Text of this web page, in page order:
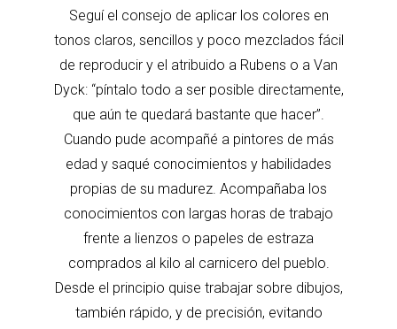
Seguí el consejo de aplicar los colores en
tonos claros, sencillos y poco mezclados fácil
de reproducir y el atribuido a Rubens o a Van
Dyck: “píntalo todo a ser posible directamente,
que aún te quedará bastante que hacer”.
Cuando pude acompañé a pintores de más
edad y saqué conocimientos y habilidades
propias de su madurez. Acompañaba los
conocimientos con largas horas de trabajo
frente a lienzos o papeles de estraza
comprados al kilo al carnicero del pueblo.
Desde el principio quise trabajar sobre dibujos,
también rápido, y de precisión, evitando